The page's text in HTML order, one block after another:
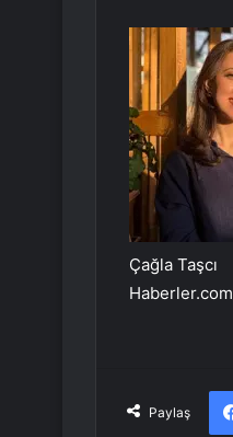
Çağla Taşcı
Haberler.com
Paylaş